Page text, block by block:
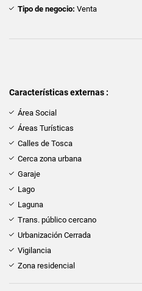
Tipo de negocio: Venta
Características externas :
Área Social
Áreas Turísticas
Calles de Tosca
Cerca zona urbana
Garaje
Lago
Laguna
Trans. público cercano
Urbanización Cerrada
Vigilancia
Zona residencial